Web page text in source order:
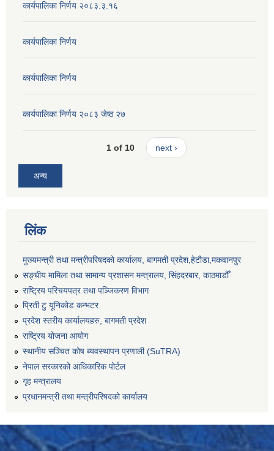
कार्यपालिका निर्णय २०८३.३.१६
कार्यपालिका निर्णय
कार्यपालिका निर्णय
कार्यपालिका निर्णय २०८३ जेष्ठ २७
1 of 10 next ›
अन्य
लिंक
मुख्यमन्त्री तथा मन्त्रीपरिषदको कार्यालय, बागमती प्रदेश,हेटाैडा,मकवानपुर
सङ्‍घीय मामिला तथा सामान्य प्रशासन मन्त्रालय, सिंहदरबार, काठमाडौँ
राष्ट्रिय परिचयपत्र तथा पञ्जिकरण विभाग
प्रिती टु यूनिकोड कन्भटर
प्रदेश स्तरीय कार्यालयहरु, बागमती प्रदेश
राष्ट्रिय योजना आयोग
स्थानीय सञ्चित कोष ब्यवस्थापन प्रणाली (SuTRA)
नेपाल सरकारको आधिकारिक पोर्टल
गृह मन्त्रालय
प्रधानमन्त्री तथा मन्त्रीपरिषदको कार्यालय